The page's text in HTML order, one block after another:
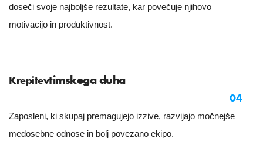
doseči svoje najboljše rezultate, kar povečuje njihovo
motivacijo in produktivnost.
Krepitevtimskega duha
04
Zaposleni, ki skupaj premagujejo izzive, razvijajo močnejše
medosebne odnose in bolj povezano ekipo.